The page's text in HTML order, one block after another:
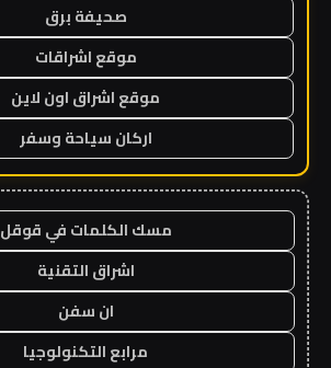
صحيفة برق
موقع اشراقات
موقع اشراق اون لاين
اركان سياحة وسفر
مسك الكلمات في قوقل
اشراق التقنية
ان سفن
مرابع التكنولوجيا